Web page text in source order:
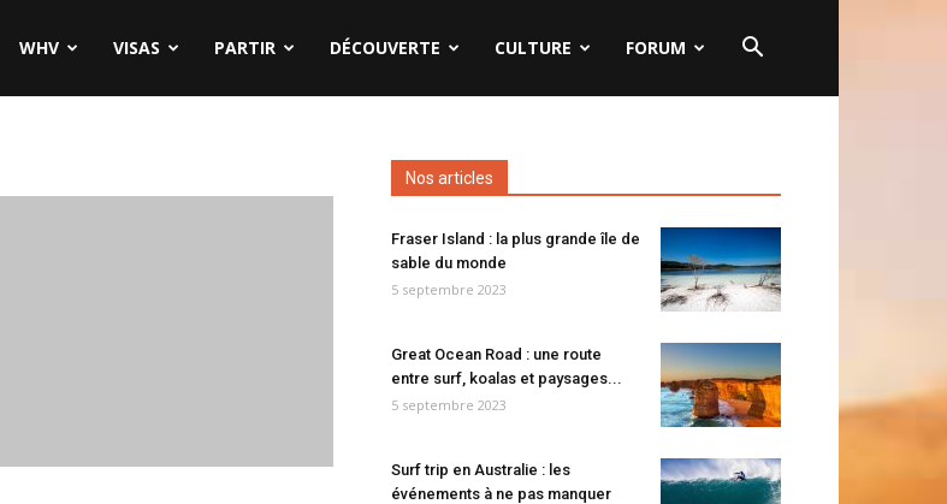
WHV VISAS PARTIR DÉCOUVERTE CULTURE FORUM
Nos articles
Fraser Island : la plus grande île de
sable du monde
5 septembre 2023
Great Ocean Road : une route
entre surf, koalas et paysages...
5 septembre 2023
Surf trip en Australie : les
événements à ne pas manquer